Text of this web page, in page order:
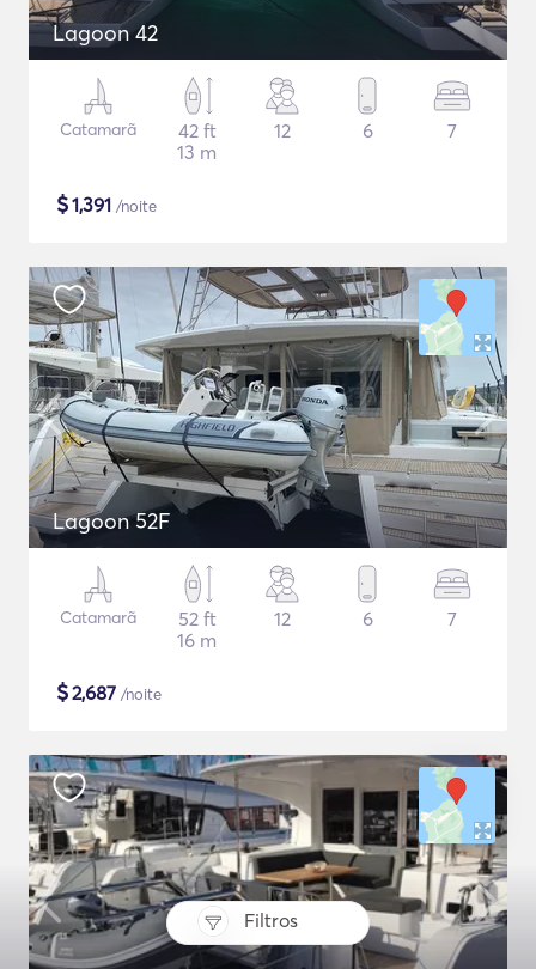
Filtros
Lagoon 42
Catamarã
42 ft
13 m
12 6 7
$1,391 /noite
Lagoon 52F
Catamarã
52 ft
16 m
12 6 7
$2,687 /noite